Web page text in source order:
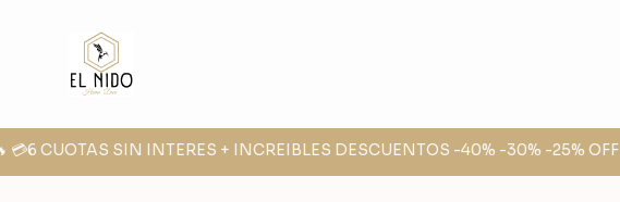
CUOTAS SIN INTERES + INCREIBLES DESCUENTOS -40% -30% -25% OFF 💣